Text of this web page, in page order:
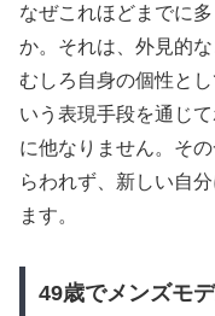
なぜこれほどまでに
か。それは、外見的
むしろ自身の個性と
いう表現手段を通じ
に他なりません。そ
らわれず、新しい自
ます。
49歳でメンズモ